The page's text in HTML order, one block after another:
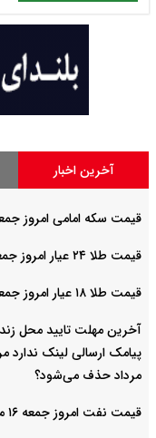
آخرین اخبار
قیمت سکه امامی امروز جمعه ۱۶ مرداد ۱۴۰۵ اعلام شد/ کاهش
قیمت طلا ۲۴ عیار امروز جمعه ۱۶ مرداد ۱۴۰۵/ صعود طلا ادامه‌دار شد
قیمت طلا ۱۸ عیار امروز جمعه ۱۶ مرداد ۱۴۰۵ اعلام شد/ طلا بر مدار صعود
آخرین مهلت تایید محل
پیامک ارسالی لینک ندارد
مرداد حذف می‌شود؟
قیمت نفت امروز جمعه ۱۶ مرداد ۱۴۰۵ / نفت صعودی شد + جدول